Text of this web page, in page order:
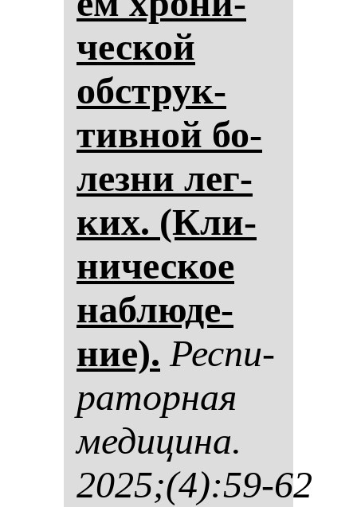
чес­кой
обструк­
тив­ной бо­
лез­ни лег­
ких. (Кли­
ни­чес­кое
наб­лю­де­
ние). Рес­пи­
ра­тор­ная
ме­ди­ци­на.
2025;(4):59-62